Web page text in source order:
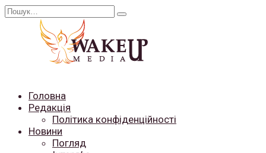
Перейти
Search
Головна
Редакція
Політика конфіденційності
Новини
Погляд